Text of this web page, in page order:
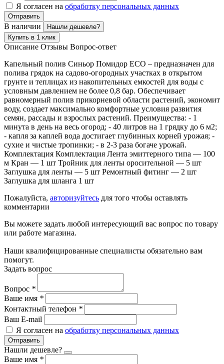
Я согласен на обработку персональных данных
Отправить
В наличии
Нашли дешевле?
Купить в 1 клик
Описание Отзывы Вопрос-ответ
Капельный полив Синьор Помидор ЕСО – предназначен для
полива грядок на садово-огородных участках в открытом
грунте и теплицах из накопительных емкостей для воды с
условным давлением не более 0,8 бар. Обеспечивает
равномерный полив прикорневой области растений, экономит
воду, создает максимально комфортные условия развития
семян, рассады и взрослых растений. Преимущества: - 1
минута в день на весь огород; - 40 литров на 1 грядку до 6 м2;
- капля за каплей вода достигает глубинных корней урожая; -
сухие и чистые тропинки; - в 2-3 раза богаче урожай.
Комплектация Комплектация Лента эмиттерного типа — 100
м Кран — 1 шт Тройник для ленты оросительной — 5 шт
Заглушка для ленты — 5 шт Ремонтный фитинг — 2 шт
Заглушка для шланга 1 шт
Пожалуйста, авторизуйтесь для того чтобы оставлять
комментарии
Вы можете задать любой интересующий вас вопрос по товару
или работе магазина.
Наши квалифицированные специалисты обязательно вам
помогут.
Задать вопрос
Вопрос *
Ваше имя *
Контактный телефон *
Ваш E-mail
Я согласен на обработку персональных данных
Отправить
Нашли дешевле?
Ваше имя *